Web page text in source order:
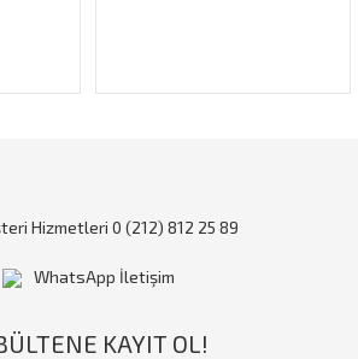
Hizmetleri 0 (212) 812 25 89
WhatsApp İletişim
KAYIT OL!